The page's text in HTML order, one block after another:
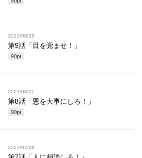
2023/08/25
第9話「目を覚ませ！」
90pt
2023/08/11
第8話「恩を大事にしろ！」
90pt
2023/07/28